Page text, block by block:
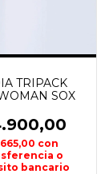
TRIPACK
SOX
con
o
bancario